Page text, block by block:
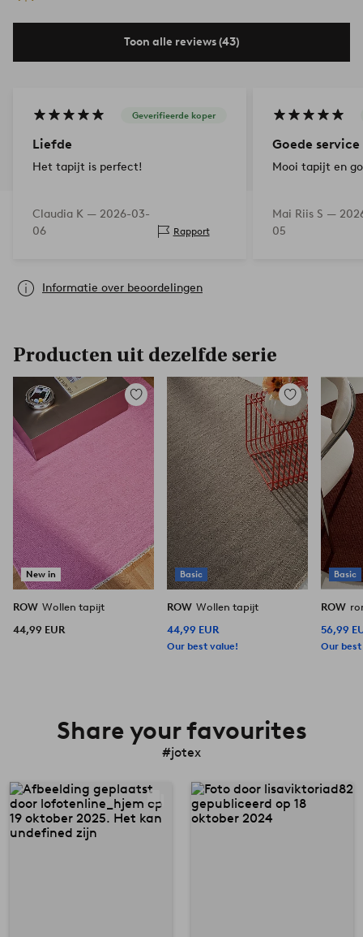
Toon alle reviews (43)
Geverifieerde koper
Liefde
Het tapijt is perfect!
Claudia K — 2026-03-
06
Rapport
Goede service
Mooi tapijt en
Mai Riis S —
05
Informatie over beoordelingen
Producten uit dezelfde serie
New in
Toevoegen
aan
favorieten
ROW Wollen tapijt
44,99 EUR
Basic
Toevoegen
favorieten
ROW Wollen tapijt
44,99 EUR
Our best value!
Basic
ROW
56,99
Our
Share your favourites
#jotex